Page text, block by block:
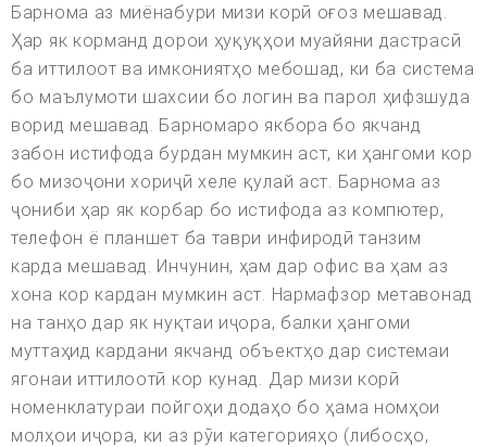
Барнома аз миёнабури мизи корӣ оғоз мешавад.
Ҳар як корманд дорои ҳуқуқҳои муайяни дастрасӣ
ба иттилоот ва имкониятҳо мебошад, ки ба система
бо маълумоти шахсии бо логин ва парол ҳифзшуда
ворид мешавад. Барномаро якбора бо якчанд
забон истифода бурдан мумкин аст, ки ҳангоми кор
бо мизоҷони хориҷӣ хеле қулай аст. Барнома аз
ҷониби ҳар як корбар бо истифода аз компютер,
телефон ё планшет ба таври инфиродӣ танзим
карда мешавад. Инчунин, ҳам дар офис ва ҳам аз
хона кор кардан мумкин аст. Нармафзор метавонад
на танҳо дар як нуқтаи иҷора, балки ҳангоми
муттаҳид кардани якчанд объектҳо дар системаи
ягонаи иттилоотӣ кор кунад. Дар мизи корӣ
номенклатураи пойгоҳи додаҳо бо ҳама номҳои
молҳои иҷора, ки аз рӯи категорияҳо (либосҳо,